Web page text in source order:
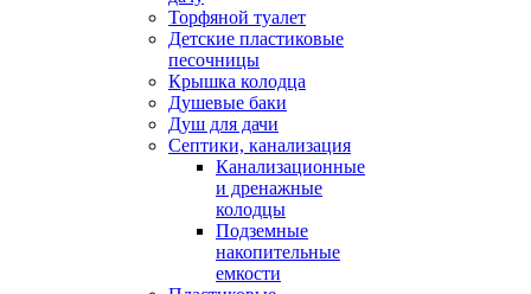
Торфяной туалет
Детские пластиковые
песочницы
Крышка колодца
Душевые баки
Душ для дачи
Септики, канализация
Канализационные
и дренажные
колодцы
Подземные
накопительные
емкости